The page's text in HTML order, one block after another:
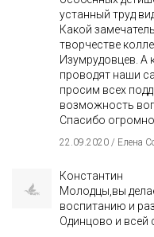
устанный труд
Какой
творчестве
Изумрудовцев. А
проводят наши
просим всех
возможность
Спасибо
22.09.2020 / Елена
Константин
Молодцы,вы
воспитанию и
Одинцово и всей